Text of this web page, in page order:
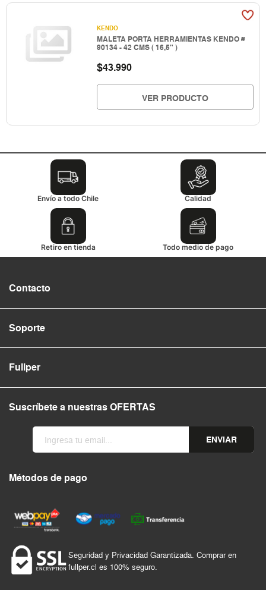
KENDO
MALETA PORTA HERRAMIENTAS KENDO #
90134 - 42 CMS ( 16,5" )
$43.990
VER PRODUCTO
Envío a todo Chile Calidad
Retiro en tienda Todo medio de pago
Contacto
Soporte
Fullper
Suscríbete a nuestras OFERTAS
ENVIAR
Métodos de pago
Seguridad y Privacidad Garantizada. Comprar en
fullper.cl es 100% seguro.